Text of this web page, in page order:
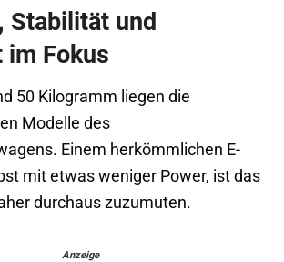
Stabilität und
im Fokus
50 Kilogramm liegen die
Modelle des
Einem herkömmlichen E-
mit etwas weniger Power, ist das
durchaus zuzumuten.
Anzeige